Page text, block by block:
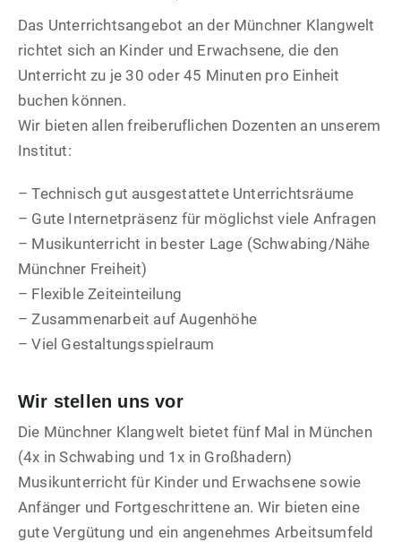
Das Unterrichtsangebot an der Münchner Klangwelt
richtet sich an Kinder und Erwachsene, die den
Unterricht zu je 30 oder 45 Minuten pro Einheit
buchen können.
Wir bieten allen freiberuflichen Dozenten an unserem
Institut:
– Technisch gut ausgestattete Unterrichtsräume
– Gute Internetpräsenz für möglichst viele Anfragen
– Musikunterricht in bester Lage (Schwabing/Nähe
Münchner Freiheit)
– Flexible Zeiteinteilung
– Zusammenarbeit auf Augenhöhe
– Viel Gestaltungsspielraum
Wir stellen uns vor
Die Münchner Klangwelt bietet fünf Mal in München
(4x in Schwabing und 1x in Großhadern)
Musikunterricht für Kinder und Erwachsene sowie
Anfänger und Fortgeschrittene an. Wir bieten eine
gute Vergütung und ein angenehmes Arbeitsumfeld